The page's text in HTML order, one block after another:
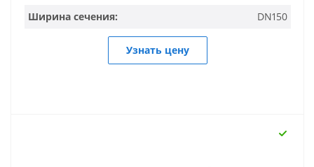
Ширина сечения:
DN150
Узнать цену